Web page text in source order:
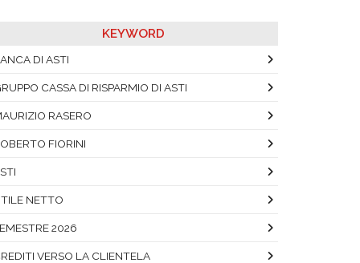
KEYWORD
DI ASTI
CASSA DI RISPARMIO DI ASTI
RASERO
FIORINI
NETTO
2026
VERSO LA CLIENTELA